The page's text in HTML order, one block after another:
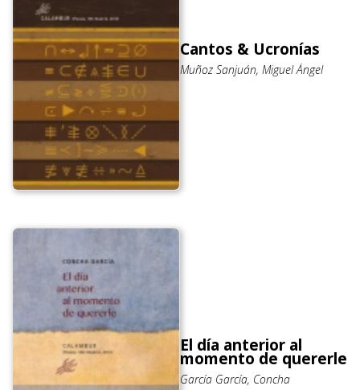
Cantos & Ucronías
Muñoz Sanjuán, Miguel Ángel
El día anterior al
momento de quererle
García García, Concha